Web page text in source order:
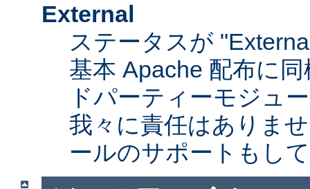
External
ステータスが
基本 Apache 配布に
ドパーティーモジュ
我々に責任はありま
ールのサポートもし